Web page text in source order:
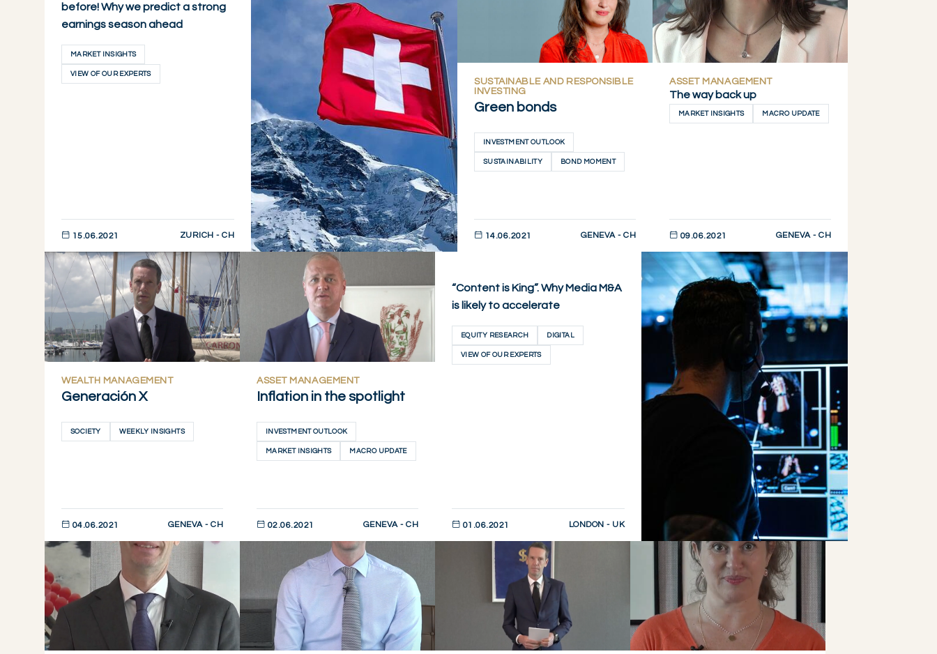
before! Why we predict a strong
earnings season ahead
MARKET INSIGHTS
VIEW OF OUR EXPERTS
15.06.2021 ZURICH - CH
DESCUBRIR AHORA
SUSTAINABLE AND RESPONSIBLE
INVESTING
Green bonds
INVESTMENT OUTLOOK
SUSTAINABILITY BOND MOMENT
14.06.2021 GENEVA - CH
ASSET MANAGEMENT
The way back up
MARKET INSIGHTS MACRO UPDATE
09.06.2021 GENEVA - CH
DESCUBRIR AHORA
WEALTH MANAGEMENT
Generación X
SOCIETY WEEKLY INSIGHTS
04.06.2021 GENEVA - CH
DESCUBRIR AHORA
ASSET MANAGEMENT
Inflation in the spotlight
INVESTMENT OUTLOOK
MARKET INSIGHTS MACRO UPDATE
02.06.2021 GENEVA - CH
DESCUBRIR AHORA
“Content is King”. Why Media M&A
is likely to accelerate
EQUITY RESEARCH DIGITAL
VIEW OF OUR EXPERTS
01.06.2021 LONDON - UK
DESCUBRIR AHORA